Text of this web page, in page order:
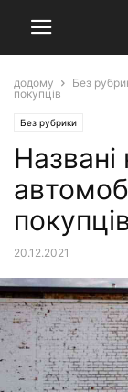
додому Без
покупців
Без рубрики
Названі
20.12.2021